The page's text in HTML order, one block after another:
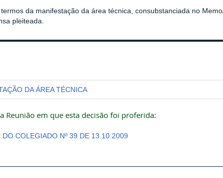
da manifestação da área técnica, consubstanciada no
pleiteada.
DA ÁREA TÉCNICA
Reunião em que esta decisão foi proferida:
DO COLEGIADO Nº 39 DE 13.10.2009